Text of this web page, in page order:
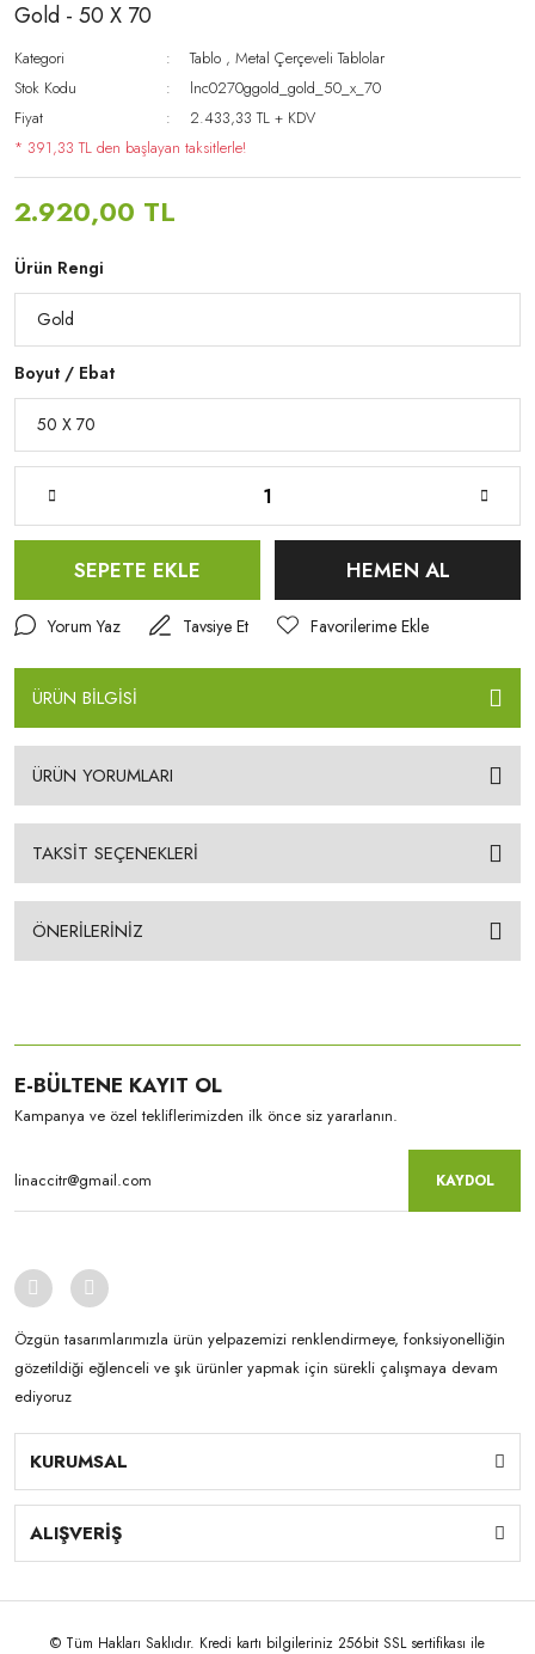
Gold - 50 X 70
Kategori Tablo ,Metal Çerçeveli Tablolar
Stok Kodu
lnc0270ggold_gold_50_x_70
Fiyat
2.433,33 TL + KDV
* 391,33 TL den başlayan taksitlerle!
2.920,00 TL
Ürün Rengi
Boyut / Ebat
SEPETE EKLE HEMEN AL
Yorum Yaz Tavsiye Et
ÜRÜN BİLGİSİ
ÜRÜN YORUMLARI
TAKSİT SEÇENEKLERİ
ÖNERİLERİNİZ
E-BÜLTENE KAYIT OL
Kampanya ve özel tekliflerimizden ilk önce siz yararlanın.
KAYDOL
Özgün tasarımlarımızla ürün yelpazemizi renklendirmeye, fonksiyonelliğin
gözetildiği eğlenceli ve şık ürünler yapmak için sürekli çalışmaya devam
ediyoruz
KURUMSAL
ALIŞVERİŞ
© Tüm Hakları Saklıdır. Kredi kartı bilgileriniz 256bit SSL sertifikası ile